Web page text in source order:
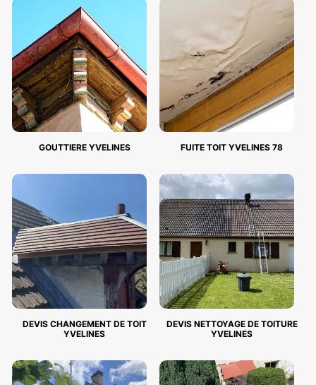
GOUTTIERE YVELINES FUITE TOIT YVELINES 78
DEVIS CHANGEMENT DE TOIT
YVELINES
DEVIS NETTOYAGE DE TOITURE
YVELINES